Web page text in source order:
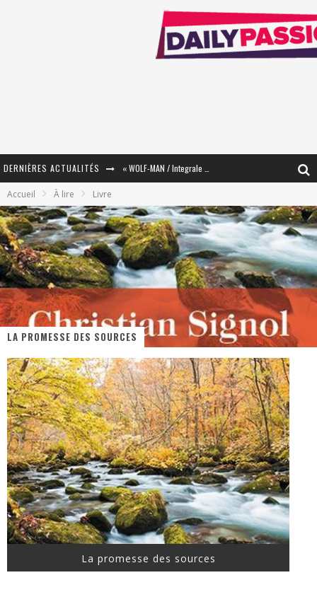
DERNIÈRES ACTUALITÉS
« Mon Village Révolté » - Combattre un Projet !
« Le Béton et le Bambou / Propositions pour Mayotte et le Monde. » - Améliorations !
Star Fox
PsyRiver 2026 : la magie revient sur les rives de l’Aar
« MOFUSAND / Parler Japonais » – Des Expressions Pratiques !
« Dr Wertham / L’homme qui étudia les tueurs en série » - Un Métier à Risque !
Assassin's Creed Black Flag Resynced
« Le Vent dand les Saules » - Une Belle Histoire !
« Damn Them All » - Un duo de Choc !
Yoshi and the mysterious book
Accueil À lire Livre
LA PROMESSE DES SOURCES
La promesse des sources